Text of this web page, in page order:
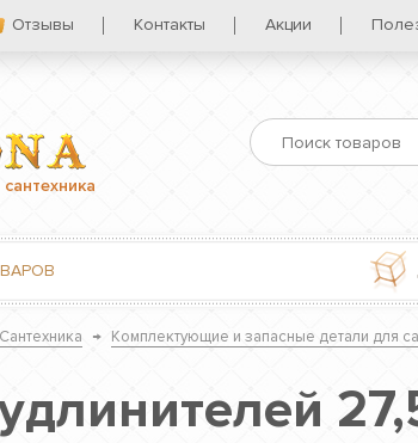
Отзывы Контакты Акции
Сантехника → Комплектующие и запасные детали для